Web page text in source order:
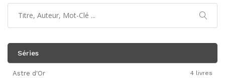
Séries
Astre d'Or 4 livres